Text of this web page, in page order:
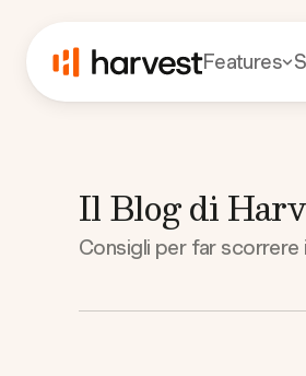
Features
Il Blog di
Consigli per far scorrere